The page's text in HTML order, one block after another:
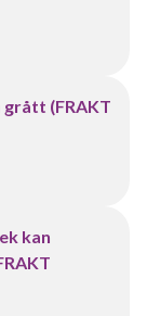
(FRAKT
kan